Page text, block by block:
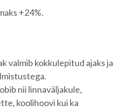
+24%.
valmib kokkulepitud ajaks ja
nii linnaväljakule,
koolihoovi kui ka